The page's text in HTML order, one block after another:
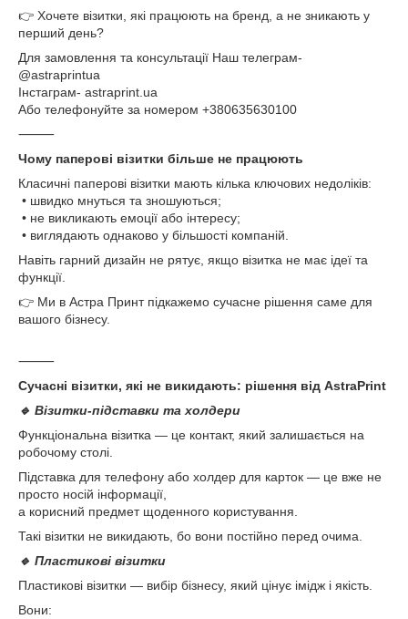
👉 Хочете візитки, які працюють на бренд, а не зникають у
перший день?
Для замовлення та консультації Наш телеграм-
@astraprintua
Інстаграм- astraprint.ua
Або телефонуйте за номером +380635630100
⸻
Чому паперові візитки більше не працюють
Класичні паперові візитки мають кілька ключових недоліків:
• швидко мнуться та зношуються;
• не викликають емоції або інтересу;
• виглядають однаково у більшості компаній.
Навіть гарний дизайн не рятує, якщо візитка не має ідеї та
функції.
👉 Ми в Астра Принт підкажемо сучасне рішення саме для
вашого бізнесу.
⸻
Сучасні візитки, які не викидають: рішення від AstraPrint
🔹 Візитки-підставки та холдери
Функціональна візитка — це контакт, який залишається на
робочому столі.
Підставка для телефону або холдер для карток — це вже не
просто носій інформації,
а корисний предмет щоденного користування.
Такі візитки не викидають, бо вони постійно перед очима.
🔹 Пластикові візитки
Пластикові візитки — вибір бізнесу, який цінує імідж і якість.
Вони: